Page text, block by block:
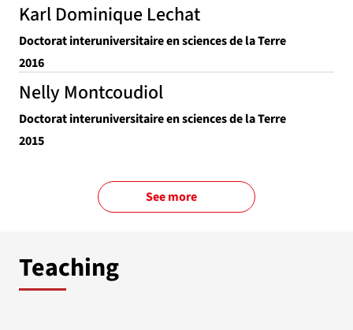
Karl Dominique Lechat
Doctorat interuniversitaire en sciences de la Terre
2016
Nelly Montcoudiol
Doctorat interuniversitaire en sciences de la Terre
2015
See more
Teaching